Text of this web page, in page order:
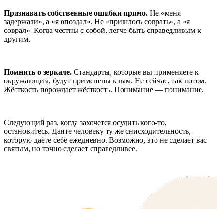
Признавать собственные ошибки прямо. Не «меня
задержали», а «я опоздал». Не «пришлось соврать», а «я
соврал». Когда честны с собой, легче быть справедливым к
другим.
Помнить о зеркале. Стандарты, которые вы применяете к
окружающим, будут применены к вам. Не сейчас, так потом.
Жёсткость порождает жёсткость. Понимание — понимание.
Следующий раз, когда захочется осудить кого-то,
остановитесь. Дайте человеку ту же снисходительность,
которую даёте себе ежедневно. Возможно, это не сделает вас
святым, но точно сделает справедливее.